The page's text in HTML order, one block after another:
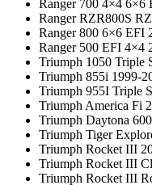
Ranger 700 4×4 6×6
Ranger RZR800S
Ranger 800 6×6 EFI
Ranger 500 EFI 4×4
Triumph 1050 Triple
Triumph 855i 1999-
Triumph 955I Triple
Triumph America Fi
Triumph Daytona
Triumph Tiger
Triumph Rocket III
Triumph Rocket III
Triumph Rocket III